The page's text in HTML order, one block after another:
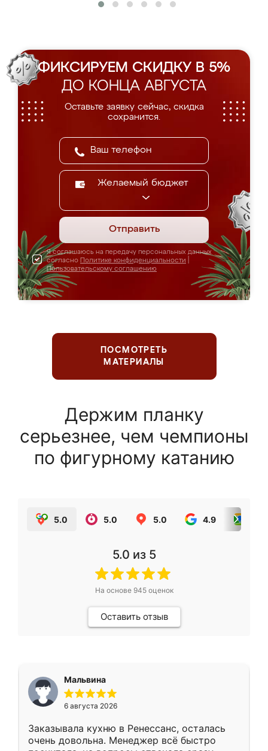
ФИКСИРУЕМ СКИДКУ В 5%
ДО КОНЦА АВГУСТА
Оставьте заявку сейчас, скидка
сохранится.
Желаемый бюджет
Отправить
Я соглашаюсь на передачу персональных данных
согласно Политике конфиденциальности
Пользовательскому соглашению
ПОСМОТРЕТЬ
МАТЕРИАЛЫ
Держим планку
серьезнее, чем чемпионы
по фигурному катанию
5.0 5.0 5.0 4.9
5.0 из 5
На основе 945оценок
Оставить отзыв
Мальвина
6 августа 2026
Заказывала кухню в Ренессанс, осталась
очень довольна. Менеджер всё быстро